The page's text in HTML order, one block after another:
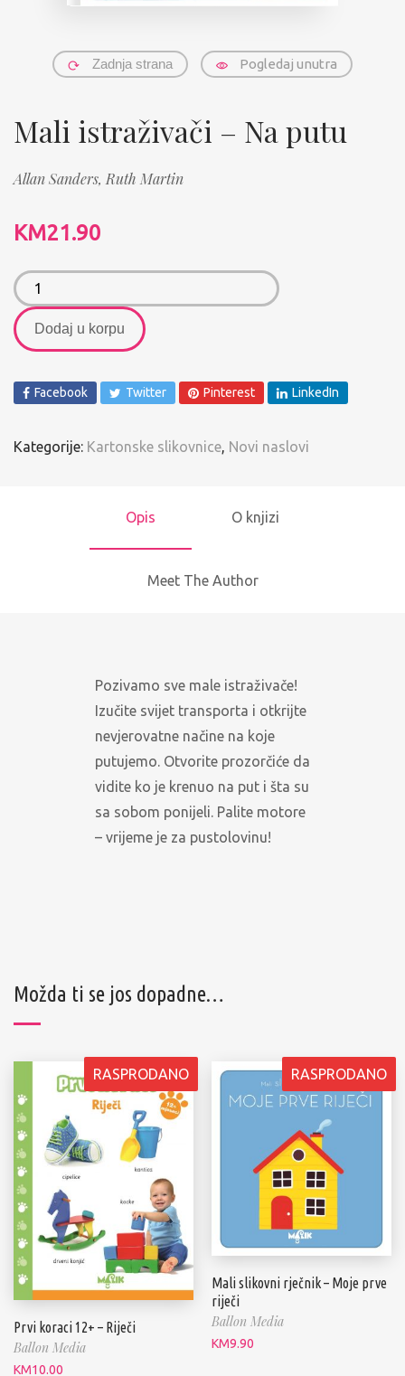
Zadnja strana Pogledaj unutra
Mali istraživači – Na putu
Allan Sanders, Ruth Martin
KM21.90
Dodaj u korpu
Facebook Twitter Pinterest LinkedIn
Kategorije: Kartonske slikovnice, Novi naslovi
Opis O knjizi
Meet The Author
Pozivamo sve male istraživače!
Izučite svijet transporta i otkrijte
nevjerovatne načine na koje
putujemo. Otvorite prozorčiće da
vidite ko je krenuo na put i šta su
sa sobom ponijeli. Palite motore
– vrijeme je za pustolovinu!
Možda ti se jos dopadne…
RASPRODANO
Prvi koraci 12+ – Riječi
Ballon Media
KM10.00
RASPRODANO
Mali slikovni rječnik – Moje prve
riječi
Ballon Media
KM9.90